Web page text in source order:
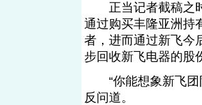
正当记者截稿之时
通过购买丰隆亚洲持
者，进而通过新飞今
步回收新飞电器的股
“你能想象新飞团
反问道。